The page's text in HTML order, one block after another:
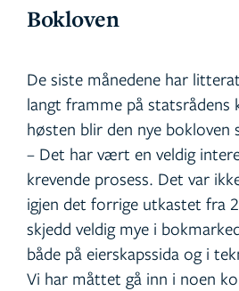
Bokloven
De siste månedene har
langt framme på statsrådens
høsten blir den nye
– Det har vært en veldig
krevende prosess. Det var
igjen det forrige utkastet fra
skjedd veldig mye i
både på eierskapssida og i
Vi har måttet gå inn i noen